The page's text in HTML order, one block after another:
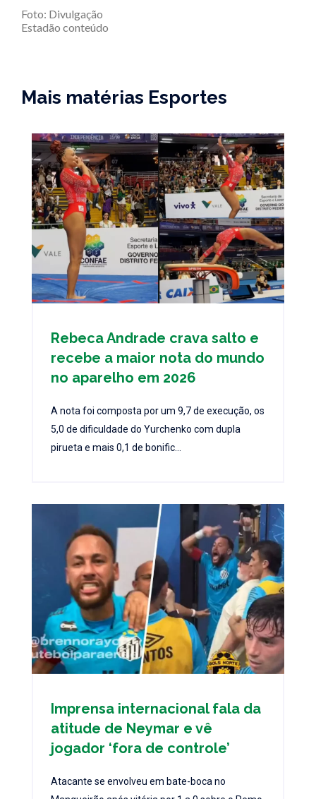
Foto: Divulgação
Estadão conteúdo
Mais matérias Esportes
Rebeca Andrade crava salto e
recebe a maior nota do mundo
no aparelho em 2026
A nota foi composta por um 9,7 de execução, os
5,0 de dificuldade do Yurchenko com dupla
pirueta e mais 0,1 de bonific...
Imprensa internacional fala da
atitude de Neymar e vê
jogador ‘fora de controle’
Atacante se envolveu em bate-boca no